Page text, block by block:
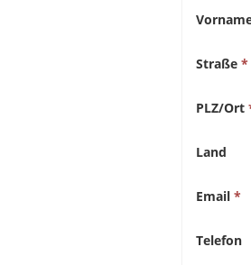
Straße
PLZ/Ort
Land
Email
Telefon